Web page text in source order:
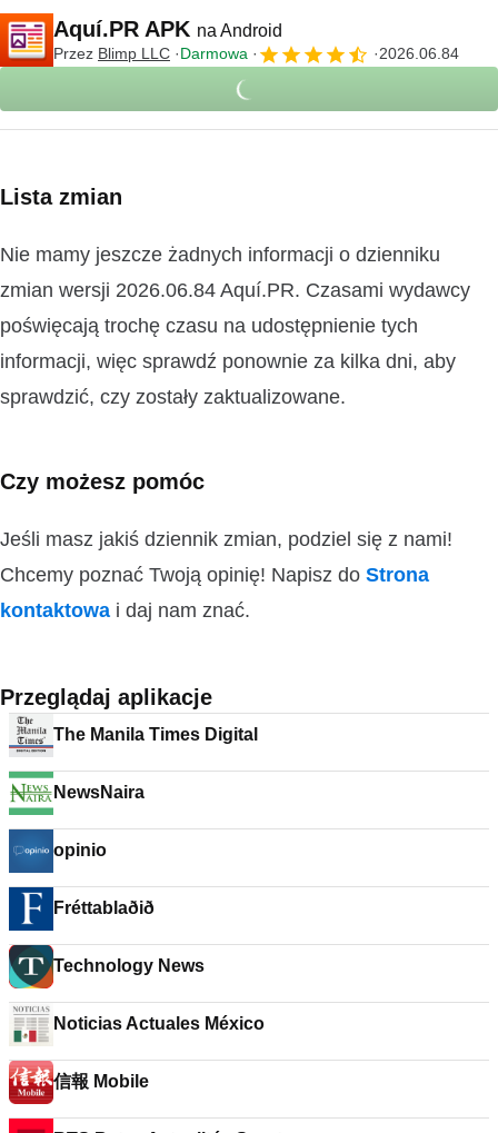
Aquí.PR APK na Android
Przez Blimp LLC Darmowa 2026.06.84
Lista zmian
Nie mamy jeszcze żadnych informacji o dzienniku
zmian wersji 2026.06.84 Aquí.PR. Czasami wydawcy
poświęcają trochę czasu na udostępnienie tych
informacji, więc sprawdź ponownie za kilka dni, aby
sprawdzić, czy zostały zaktualizowane.
Czy możesz pomóc
Jeśli masz jakiś dziennik zmian, podziel się z nami!
Chcemy poznać Twoją opinię! Napisz do Strona
kontaktowa i daj nam znać.
Przeglądaj aplikacje
The Manila Times Digital
NewsNaira
opinio
Fréttablaðið
Technology News
Noticias Actuales México
信報 Mobile